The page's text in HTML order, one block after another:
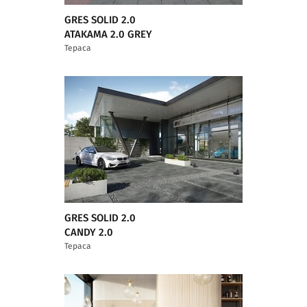
GRES SOLID 2.0
ATAKAMA 2.0 GREY
Тераса
GRES SOLID 2.0
CANDY 2.0
Тераса